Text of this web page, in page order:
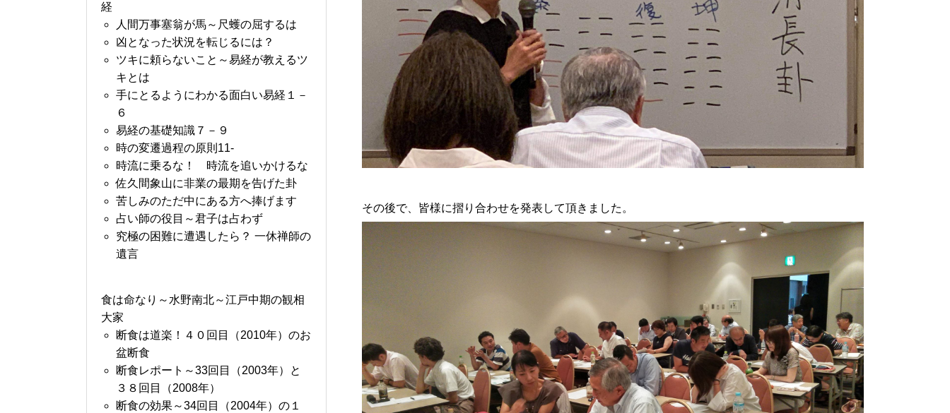
その後で、皆様に摺り合わせを発表して頂きました。
経
人間万事塞翁が馬～尺蠖の屈するは
凶となった状況を転じるには？
ツキに頼らないこと～易経が教えるツ
キとは
手にとるようにわかる面白い易経１－
６
易経の基礎知識７－９
時の変遷過程の原則11-
時流に乗るな！ 時流を追いかけるな
佐久間象山に非業の最期を告げた卦
苦しみのただ中にある方へ捧げます
占い師の役目～君子は占わず
究極の困難に遭遇したら？ 一休禅師の
遺言
食は命なり～水野南北～江戸中期の観相
大家
断食は道楽！４０回目（2010年）のお
盆断食
断食レポート～33回目（2003年）と
３８回目（2008年）
断食の効果～34回目（2004年）の１